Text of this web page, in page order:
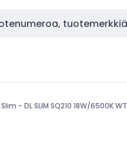
- DL SLIM SQ210 18W/6500K WT